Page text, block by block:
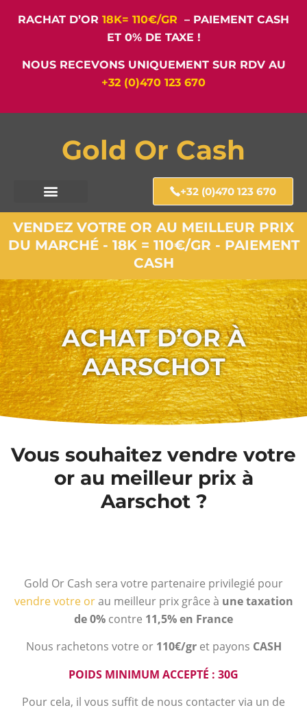
RACHAT D’OR 18K= 110€/GR – PAIEMENT CASH
ET 0% DE TAXE !
NOUS RECEVONS UNIQUEMENT SUR RDV AU
+32 (0)470 123 670
Gold Or Cash
+32 (0)470 123 670
VENDEZ VOTRE OR AU MEILLEUR PRIX
DU MARCHÉ - 18K = 110€/GR - PAIEMENT
CASH
ACHAT D’OR À
AARSCHOT
Vous souhaitez vendre votre
or au meilleur prix à
Aarschot ?
Gold Or Cash sera votre partenaire privilegié pour
vendre votre orau meilleur prix grâce à une taxation
de 0% contre 11,5% en France
Nous rachetons votre or 110€/gr et payons CASH
POIDS MINIMUM ACCEPTÉ : 30G
Pour cela, il vous suffit de nous contacter via un de